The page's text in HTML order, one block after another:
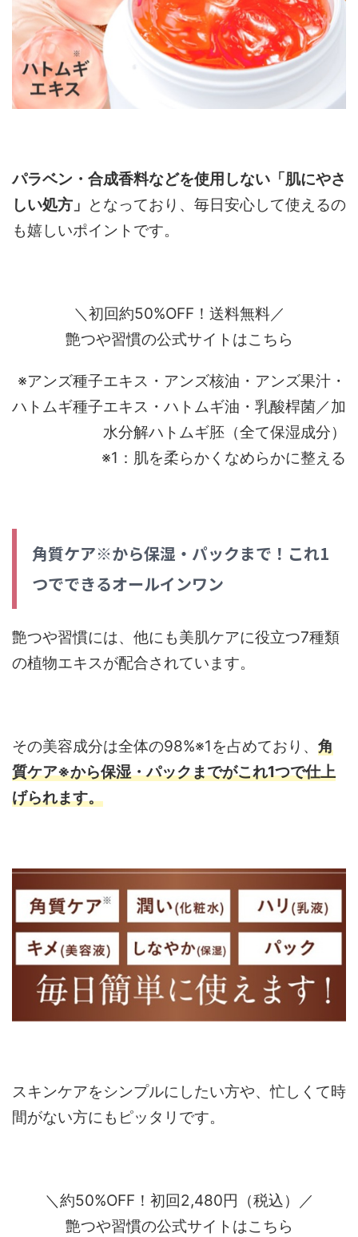
パラベン・合成香料などを使用しない「肌にやさ
しい処方」 となっており、毎日安心して使えるの
も嬉しいポイントです。
＼初回約50%OFF！送料無料／
艶つや習慣の公式サイトはこちら
※アンズ種子エキス・アンズ核油・アンズ果汁・
ハトムギ種子エキス・ハトムギ油・乳酸桿菌／加
水分解ハトムギ胚（全て保湿成分）
※1：肌を柔らかくなめらかに整える
角質ケア※から保湿・パックまで！これ1
つでできるオールインワン
艶つや習慣には、他にも美肌ケアに役立つ7種類
の植物エキスが配合されています。
その美容成分は全体の98%※1を占めており、 角
質ケア※から保湿・パックまでがこれ1つで仕上
げられます。
スキンケアをシンプルにしたい方や、忙しくて時
間がない方にもピッタリです。
＼約50%OFF！初回2,480円（税込）／
艶つや習慣の公式サイトはこちら